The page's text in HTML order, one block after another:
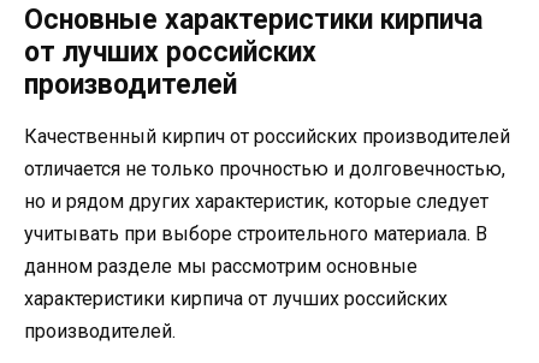
Основные характеристики кирпича
от лучших российских
производителей
Качественный кирпич от российских производителей
отличается не только прочностью и долговечностью,
но и рядом других характеристик, которые следует
учитывать при выборе строительного материала. В
данном разделе мы рассмотрим основные
характеристики кирпича от лучших российских
производителей.